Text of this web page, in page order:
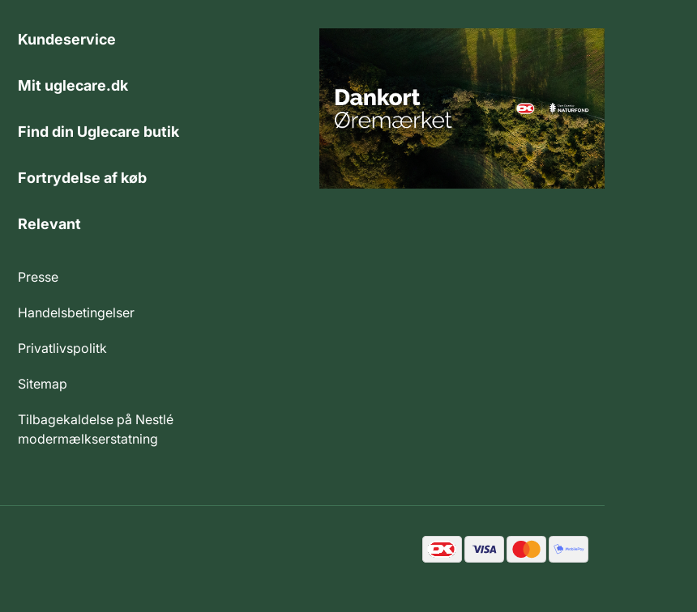
Kundeservice
Mit uglecare.dk
Find din Uglecare butik
Fortrydelse af køb
Relevant
Presse
Handelsbetingelser
Privatlivspolitk
Sitemap
Tilbagekaldelse på Nestlé
modermælkserstatning